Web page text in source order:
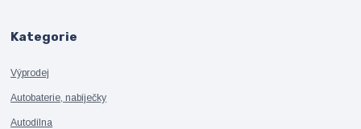
Kategorie
Výprodej
Autobaterie, nabíječky
Autodílna